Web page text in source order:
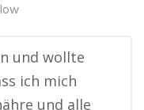
und wollte
ich mich
und alle